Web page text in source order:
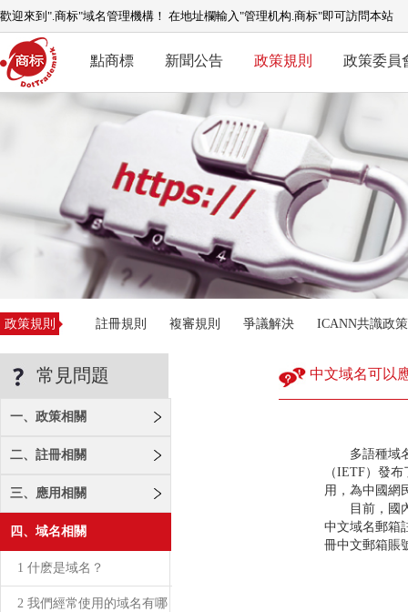
歡迎來到".商标"域名管理機構！ 在地址欄輸入"管理机构.商标"即可訪問本站
點商標 新聞公告 政策規則 政策委員
政策規則 註冊規則 複審規則 爭議解決 ICANN共識政策
常見問題
一、政策相關
二、註冊相關
三、應用相關
四、域名相關
1 什麽是域名？
2 我們經常使用的域名有哪
中文域名可以
多語種域名
（IETF）發
用，為中國網
目前，國內
中文域名郵箱
冊中文郵箱賬